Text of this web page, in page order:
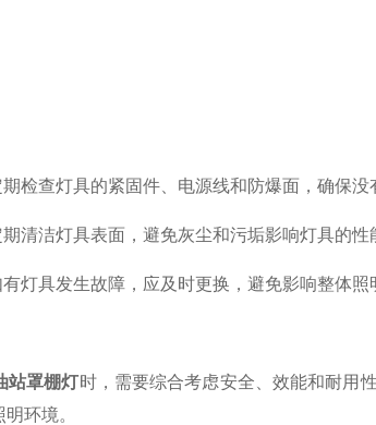
查灯具的紧固件、电源线和防爆面，确保没
洁灯具表面，避免灰尘和污垢影响灯具的性
具发生故障，应及时更换，避免影响整体照
站罩棚灯时，需要综合考虑安全、效能和耐用
环境。